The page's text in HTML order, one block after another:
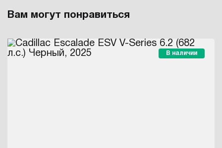
Вам могут понравиться
В наличии